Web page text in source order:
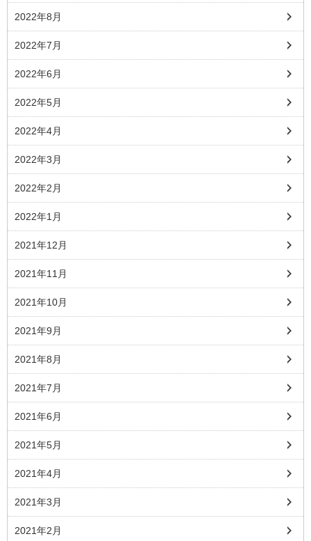
2022年8月
2022年7月
2022年6月
2022年5月
2022年4月
2022年3月
2022年2月
2022年1月
2021年12月
2021年11月
2021年10月
2021年9月
2021年8月
2021年7月
2021年6月
2021年5月
2021年4月
2021年3月
2021年2月